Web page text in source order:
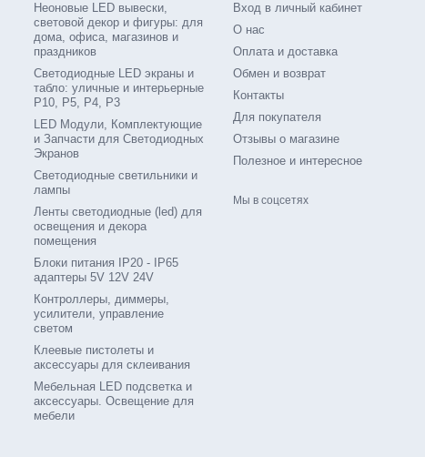
Неоновые LED вывески,
световой декор и фигуры: для
дома, офиса, магазинов и
праздников
Светодиодные LED экраны и
табло: уличные и интерьерные
P10, P5, P4, P3
LED Модули, Комплектующие
и Запчасти для Светодиодных
Экранов
Светодиодные светильники и
лампы
Ленты светодиодные (led) для
освещения и декора
помещения
Блоки питания IP20 - IP65
адаптеры 5V 12V 24V
Контроллеры, диммеры,
усилители, управление
светом
Клеевые пистолеты и
аксессуары для склеивания
Мебельная LED подсветка и
аксессуары. Освещение для
мебели
Вход в личный кабинет
О нас
Оплата и доставка
Обмен и возврат
Контакты
Для покупателя
Отзывы о магазине
Полезное и интересное
Мы в соцсетях